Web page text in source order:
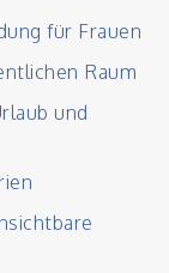
für Frauen
Raum
und